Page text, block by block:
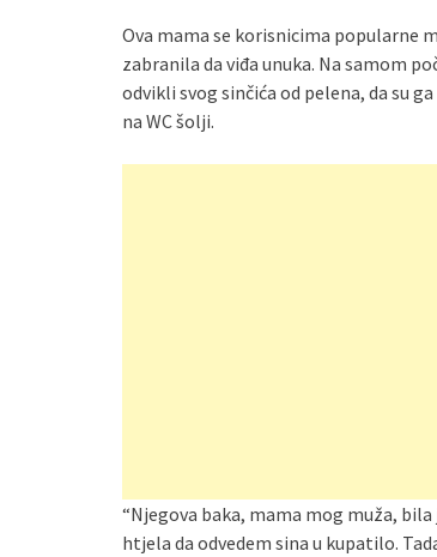
Ova mama se korisnicima popularne
zabranila da viđa unuka. Na samom
odvikli svog sinčića od pelena, da su
na WC šolji.
“Njegova baka, mama mog muža,
htjela da odvedem sina u kupatilo.